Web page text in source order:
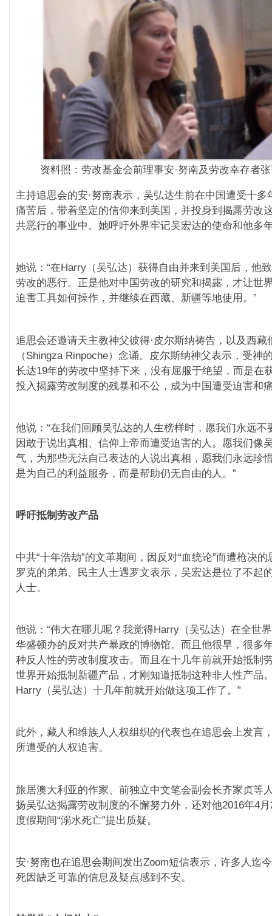
资料照：劳改基金会前理事安·努南及劳改幸存者
主持追思会的安·努南表示，吴弘达生前在中国遭受十多
痛苦后，带着坚定的信仰来到美国，并投身到揭露劳改
共恶行的事业中。她呼吁外界牢记吴宏达的使命和他多
她说：“在Harry（吴弘达）获得自由并来到美国后，他
劳改的恶行。正是他对中国劳改的研究和揭露，才让世
迫害工具如何操作，并继续在西藏、新疆等地使用。”
追思会还邀请天主教神父彼得·皮尔斯纳祷告，以及西藏
（Shingza Rinpoche）念诵。皮尔斯纳神父表示，受神
长达19年的劳改中坚持下来，没有屈服于绝望，而是在
投入揭露劳改制度的残暴和不公，成为中国遭受迫害和
他说：“在我们回顾吴弘达的人生榜样时，愿我们永远不
因敢于说出真相、信仰上帝而遭受迫害的人。愿我们像
气，为那些无法自己表达的人说出真相，愿我们永远珍
是为自己的利益服务，而是帮助仍无自由的人。”
呼吁抵制劳改产品
中共“十年浩劫”的文革期间，因反对“血统论”而遭枪决
罗克的弟弟、民主人士遇罗文表示，吴宏达是位了不起
人士。
他说：“伟大在哪儿呢？我觉得Harry（吴弘达）在全世
华盛顿办的反对共产暴政的博物馆。而且他很早，很多
种反人性的劳改制度攻击。而且在十几年前就开始抵制
世界开始抵制新疆产品，才刚知道抵制这种非人性产品
Harry（吴弘达）十几年前就开始做这项工作了。”
此外，藏人和维族人人权组织的代表也在追思会上发言
所遭受的人权迫害。
旅居澳大利亚的作家、前独立中文笔会副会长齐家贞等
扬吴弘达揭露劳改制度的不懈努力外，还对他2016年4
度假期间“溺水死亡”提出质疑。
安·努南也在追思会期间发出Zoom短信表示，许多人迄
死因缺乏可靠的信息及疑点感到不安。